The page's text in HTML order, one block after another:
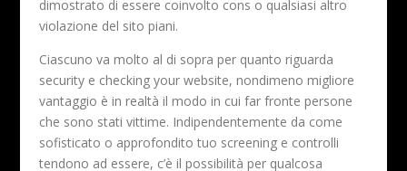
dimostrato di essere coinvolto cons o qualsiasi altro
violazione del sito piani.
Ciascuno va molto al di sopra per quanto riguarda
security e checking your website, nondimeno migliore
vantaggio è in realtà il modo in cui far fronte persone
che sono stati vittime. Indipendentemente da come
sofisticato o approfondito tuo screening e controlli
tendono ad essere, c’è il possibilità per qualcosa